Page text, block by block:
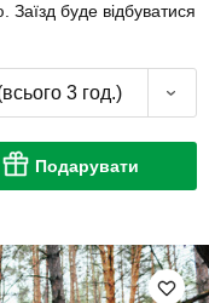
буде відбуватися
3 год.)
Подарувати